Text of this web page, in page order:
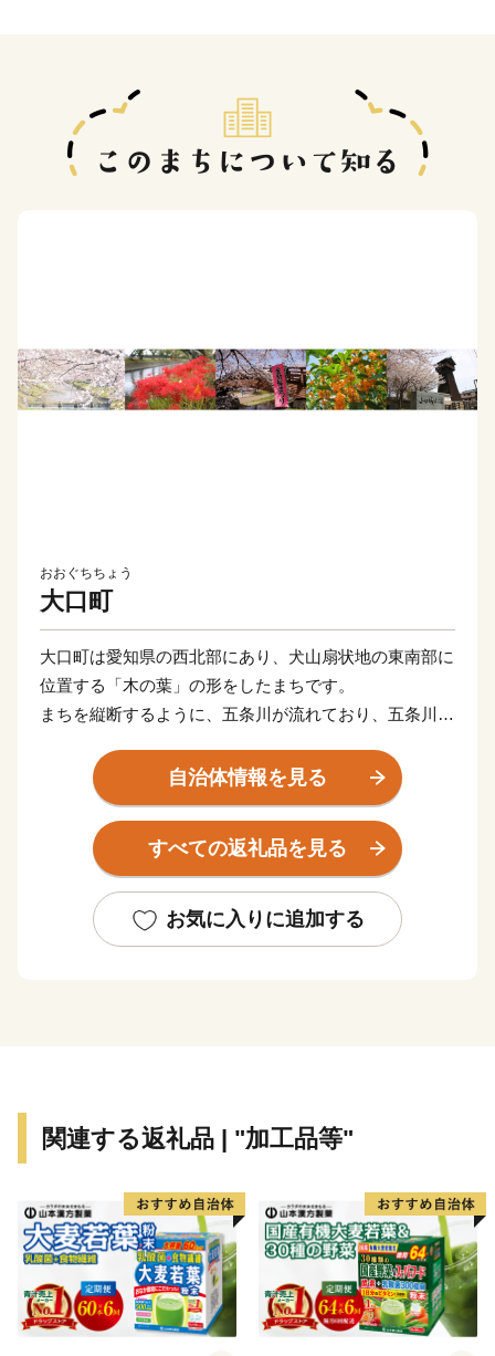
おおぐちちょう
大口町
大口町は愛知県の西北部にあり、犬山扇状地の東南部に
位置する「木の葉」の形をしたまちです。
まちを縦断するように、五条川が流れており、五条川桜
また町内には、約６８０社の企業がある一方で、国宝松
江城を築城した武将「堀尾吉晴公」の生誕地でもある
大口町には、史跡や豊かな田園風景も多く共存していま
令和２年の住民アンケートでは、住みやすさを感じてい
る住民の割合は93.2％でした。
自治体情報を見る
すべての返礼品を見る
お気に入りに追加する
関連する返礼品 | "加工品等"